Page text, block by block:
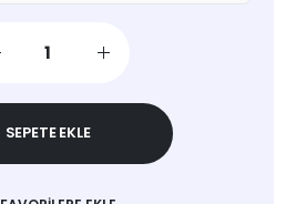
SEPETE EKLE